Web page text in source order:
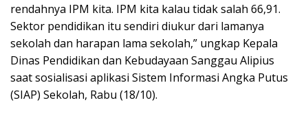
rendahnya IPM kita. IPM kita kalau tidak salah 66,91.
Sektor pendidikan itu sendiri diukur dari lamanya
sekolah dan harapan lama sekolah,” ungkap Kepala
Dinas Pendidikan dan Kebudayaan Sanggau Alipius
saat sosialisasi aplikasi Sistem Informasi Angka Putus
(SIAP) Sekolah, Rabu (18/10).